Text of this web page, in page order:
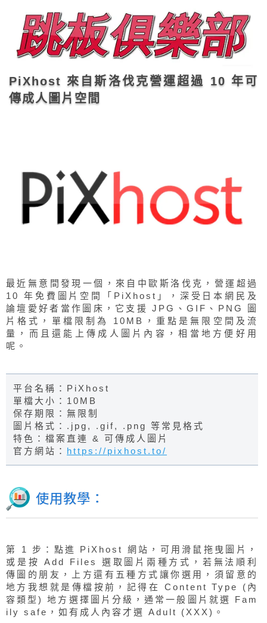
PiXhost 來自斯洛伐克營運超過 10 年可
傳成人圖片空間
最近無意間發現一個，來自中歐斯洛伐克，營運超過
10 年免費圖片空間「PiXhost」，深受日本網民及
論壇愛好者當作圖床，它支援 JPG、GIF、PNG 圖
片格式，單檔限制為 10MB，重點是無限空間及流
量，而且還能上傳成人圖片內容，相當地方便好用
呢。
平台名稱：PiXhost
單檔大小：10MB
保存期限：無限制
圖片格式：.jpg, .gif, .png 等常見格式
特色：檔案直連 & 可傳成人圖片
官方網站： https://pixhost.to/
使用教學：
第 1 步：點進 PiXhost 網站，可用滑鼠拖曳圖片，
或是按 Add Files 選取圖片兩種方式，若無法順利
傳圖的朋友，上方還有五種方式讓你選用，須留意的
地方我想就是傳檔按前，記得在 Content Type (內
容類型) 地方選擇圖片分級，通常一般圖片就選 Fam
ily safe，如有成人內容才選 Adult (XXX)。